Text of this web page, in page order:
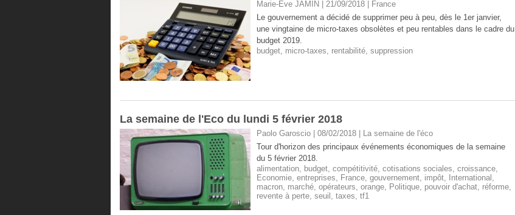
Marie-Eve JAMIN | 21/09/2018
France
Le gouvernement a décidé de supprimer peu à peu, dès le 1er janvier,
une vingtaine de micro-taxes obsolètes et peu rentables dans le cadre du
budget 2019.
budget, micro-taxes, rentabilité, suppression
La semaine de l'Eco du lundi 5 février 2018
Paolo Garoscio | 08/02/2018
La semaine de l'éco
Tour d'horizon des principaux événements économiques de la semaine
du 5 février 2018.
alimentation, budget, compétitivité, cotisations sociales, croissance,
Economie, entreprises, France, gouvernement, impôt, International ,
macron, marché, opérateurs, orange, Politique, pouvoir d'achat, réforme,
revente à perte, seuil , taxes, tf1